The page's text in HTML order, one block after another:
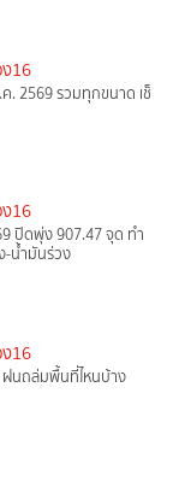
16
2569 รวมทุกขนาด เช็
16
ปิดพุ่ง 907.47 จุด ทำ
-น้ำมันร่วง
16
ฝนถล่มพื้นที่ไหนบ้าง